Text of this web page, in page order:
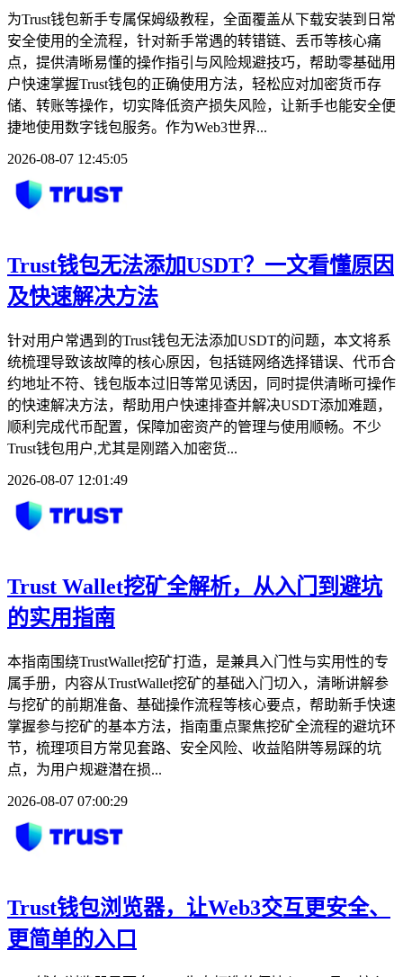
为Trust钱包新手专属保姆级教程，全面覆盖从下载安装到日常
安全使用的全流程，针对新手常遇的转错链、丢币等核心痛
点，提供清晰易懂的操作指引与风险规避技巧，帮助零基础用
户快速掌握Trust钱包的正确使用方法，轻松应对加密货币存
储、转账等操作，切实降低资产损失风险，让新手也能安全便
捷地使用数字钱包服务。作为Web3世界...
2026-08-07 12:45:05
Trust钱包无法添加USDT？一文看懂原因
及快速解决方法
针对用户常遇到的Trust钱包无法添加USDT的问题，本文将系
统梳理导致该故障的核心原因，包括链网络选择错误、代币合
约地址不符、钱包版本过旧等常见诱因，同时提供清晰可操作
的快速解决方法，帮助用户快速排查并解决USDT添加难题，
顺利完成代币配置，保障加密资产的管理与使用顺畅。不少
Trust钱包用户,尤其是刚踏入加密货...
2026-08-07 12:01:49
Trust Wallet挖矿全解析，从入门到避坑
的实用指南
本指南围绕TrustWallet挖矿打造，是兼具入门性与实用性的专
属手册，内容从TrustWallet挖矿的基础入门切入，清晰讲解参
与挖矿的前期准备、基础操作流程等核心要点，帮助新手快速
掌握参与挖矿的基本方法，指南重点聚焦挖矿全流程的避坑环
节，梳理项目方常见套路、安全风险、收益陷阱等易踩的坑
点，为用户规避潜在损...
2026-08-07 07:00:29
Trust钱包浏览器，让Web3交互更安全、
更简单的入口